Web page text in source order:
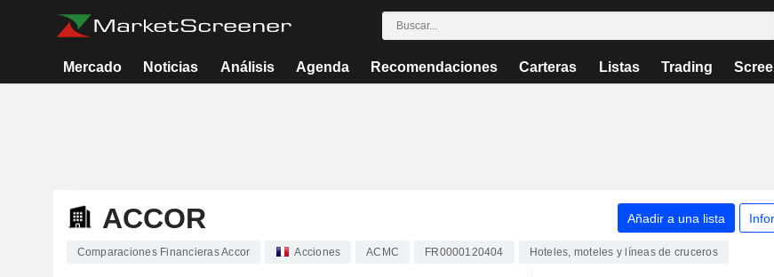
Mercado Noticias Análisis Agenda Recomendaciones Carteras Listas Trading
ACCOR Añadir a una lista
Comparaciones Financieras Accor Acciones ACMC FR0000120404 Hoteles, moteles y líneas de cruceros